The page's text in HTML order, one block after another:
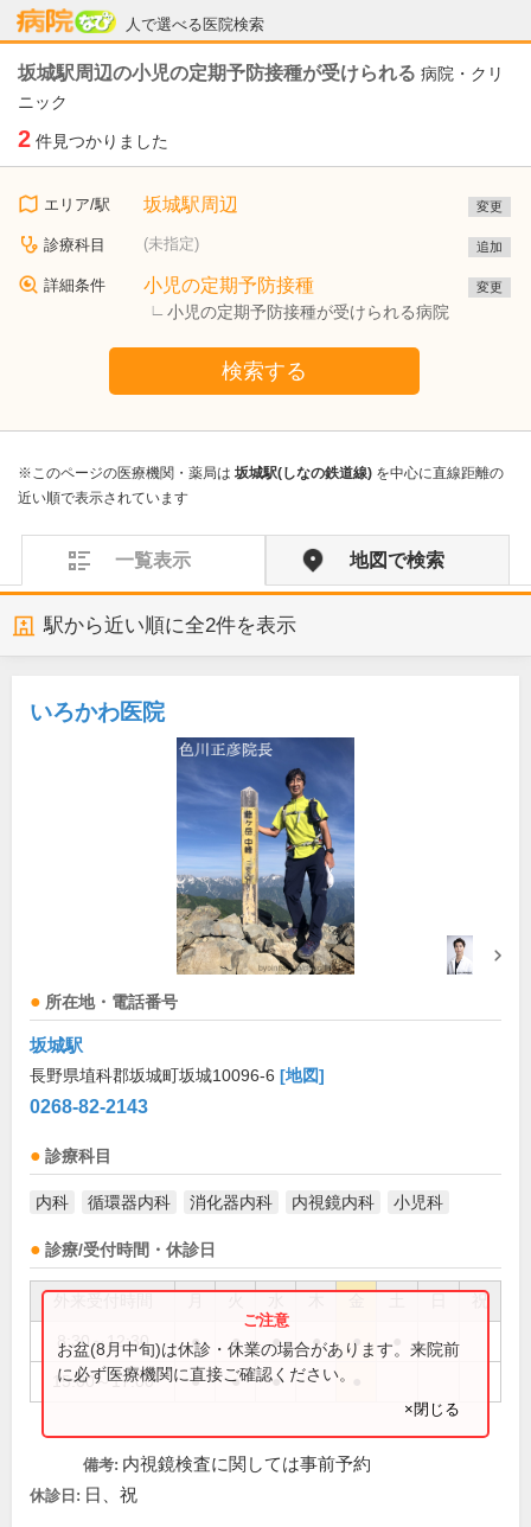
人で選べる医院検索
病院なび
坂城駅周辺の小児の定期予防接種が受けられる 病院・クリ
ニック
2 件見つかりました
エリア/駅 坂城駅周辺 変更
診療科目 (未指定) 追加
詳細条件 小児の定期予防接種
小児の定期予防接種が受けられる病院
変更
検索する
※このページの医療機関・薬局は 坂城駅(しなの鉄道線) を中心に直線距離の
近い順で表示されています
一覧表示 地図で検索
駅から近い順に全2件を表示
いろかわ医院
所在地・電話番号
坂城駅
長野県埴科郡坂城町坂城10096-6 [地図]
0268-82-2143
診療科目
内科 循環器内科 消化器内科 内視鏡内科 小児科
診療/受付時間・休診日
祝
8:30～12:30 ● ● ● ● ●
15:00～17:00 ● ● ●
お盆(8月中旬)は休診・休業の場合があります。来院前
に必ず医療機関に直接ご確認ください。
×閉じる
備考: 内視鏡検査に関しては事前予約
休診日: 日、祝